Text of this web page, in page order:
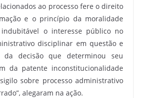
ao processo fere o direito
e o princípio da moralidade
indubitável o interesse público no
disciplinar em questão e
da decisão que determinou seu
da patente inconstitucionalidade
sobre processo administrativo
alegaram na ação.